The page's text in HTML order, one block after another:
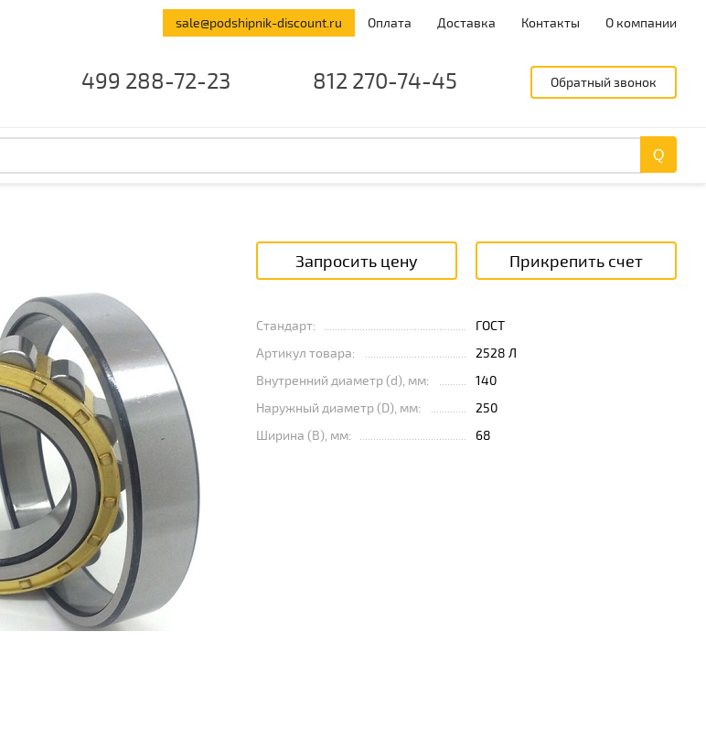
Запросить цену Прикрепить счет
Стандарт:
ГОСТ
Артикул товара:
2528 Л
Внутренний диаметр (d), мм:
140
Наружный диаметр (D), мм:
250
Ширина (B), мм:
68
499 288-72-23 812 270-74-45 Обратный звонок
sale@podshipnik-discount.ru Оплата Доставка Контакты О компании